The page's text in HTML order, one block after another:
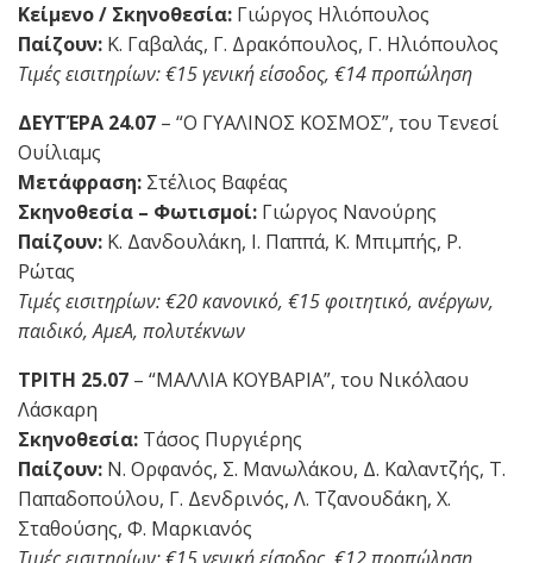
Κείμενο / Σκηνοθεσία: Γιώργος Ηλιόπουλος
Παίζουν: Κ. Γαβαλάς, Γ. Δρακόπουλος, Γ. Ηλιόπουλος
Τιμές εισιτηρίων: €15 γενική είσοδος, €14 προπώληση
ΔΕΥΤΈΡΑ 24.07 – “Ο ΓΥΑΛΙΝΟΣ ΚΟΣΜΟΣ”, του Τενεσί
Ουίλιαμς
Μετάφραση: Στέλιος Βαφέας
Σκηνοθεσία – Φωτισμοί: Γιώργος Νανούρης
Παίζουν: Κ. Δανδουλάκη, Ι. Παππά, Κ. Μπιμπής, Ρ.
Ρώτας
Τιμές εισιτηρίων: €20 κανονικό, €15 φοιτητικό, ανέργων,
παιδικό, ΑμεΑ, πολυτέκνων
ΤΡΙΤΗ 25.07 – “ΜΑΛΛΙΑ ΚΟΥΒΑΡΙΑ”, του Νικόλαου
Λάσκαρη
Σκηνοθεσία: Τάσος Πυργιέρης
Παίζουν: Ν. Ορφανός, Σ. Μανωλάκου, Δ. Καλαντζής, Τ.
Παπαδοπούλου, Γ. Δενδρινός, Λ. Τζανουδάκη, Χ.
Σταθούσης, Φ. Μαρκιανός